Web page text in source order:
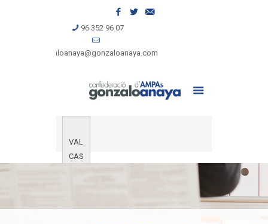
96 352 96 07
gonzaloanaya@gonzaloanaya.com
VAL
CAS